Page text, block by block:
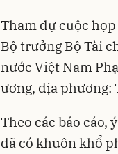
Tham dự cuộc
Bộ trưởng Bộ Tài
nước Việt Nam
ương, địa phương:
Theo các báo cáo,
đã có khuôn khổ